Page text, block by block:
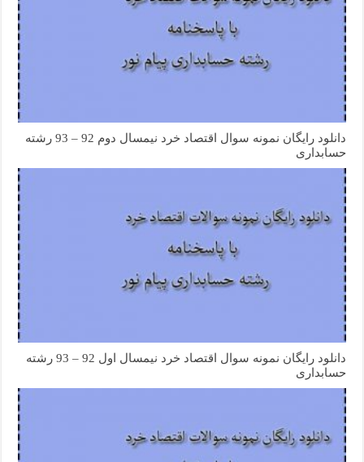
دانلود رایگان نمونه سوال اقتصاد خرد نیمسال دوم 92 – 93 رشته
حسابداری
دانلود رایگان نمونه سوال اقتصاد خرد نیمسال اول 92 – 93 رشته
حسابداری